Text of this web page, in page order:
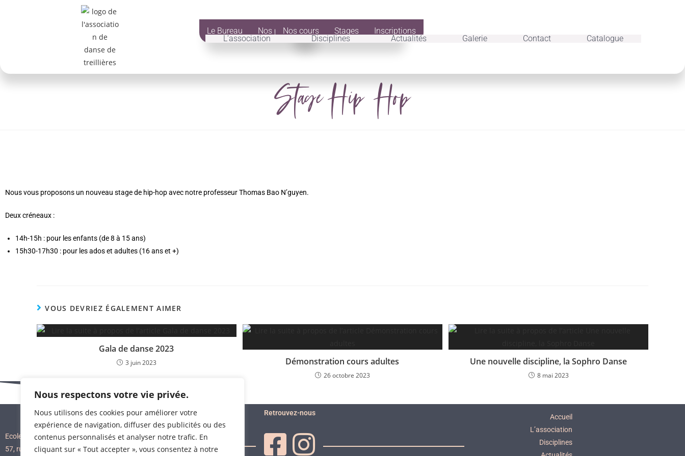
Nous respectons votre vie privée.
Nous utilisons des cookies pour améliorer votre
expérience de navigation, diffuser des publicités ou des
contenus personnalisés et analyser notre trafic. En
cliquant sur « Tout accepter », vous consentez à notre
L’association
Le Bureau Nos professeurs
Disciplines
Nos cours Stages Inscriptions
Actualités Galerie Contact Catalogue
Stage Hip-Hop
Nous vous proposons un nouveau stage de hip-hop avec notre professeur Thomas Bao N’guyen.
Deux créneaux :
14h-15h : pour les enfants (de 8 à 15 ans)
15h30-17h30 : pour les ados et adultes (16 ans et +)
VOUS DEVRIEZ ÉGALEMENT AIMER
Gala de danse 2023
3 juin 2023 Démonstration cours adultes
26 octobre 2023
Une nouvelle discipline, la Sophro Danse
8 mai 2023
Ecole de danse de Treillières
57, rue de la Mairie
Retrouvez-nous
Accueil
L’association
Disciplines